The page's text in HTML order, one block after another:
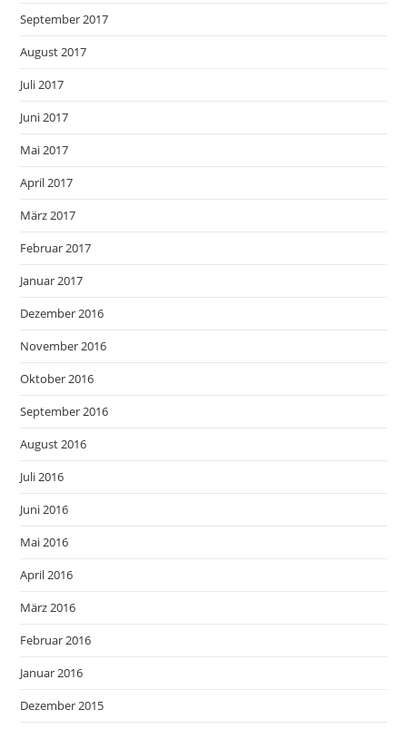
September 2017
August 2017
Juli 2017
Juni 2017
Mai 2017
April 2017
März 2017
Februar 2017
Januar 2017
Dezember 2016
November 2016
Oktober 2016
September 2016
August 2016
Juli 2016
Juni 2016
Mai 2016
April 2016
März 2016
Februar 2016
Januar 2016
Dezember 2015